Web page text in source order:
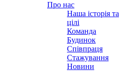
Про нас
Наша історія та
цілі
Команда
Будинок
Співпраця
Стажування
Новини